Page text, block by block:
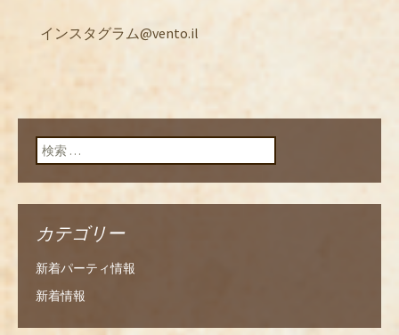
インスタグラム@vento.il
検索:
カテゴリー
新着パーティ情報
新着情報